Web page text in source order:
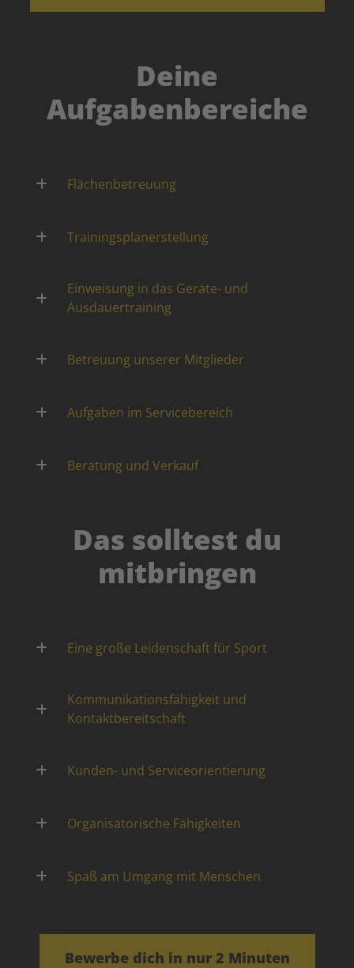
Deine
Aufgabenbereiche
Flächenbetreuung
Trainingsplanerstellung
Einweisung in das Geräte- und
Ausdauertraining
Betreuung unserer Mitglieder
Aufgaben im Servicebereich
Beratung und Verkauf
Das solltest du
mitbringen
Eine große Leidenschaft für Sport
Kommunikationsfähigkeit und
Kontaktbereitschaft
Kunden- und Serviceorientierung
Organisatorische Fähigkeiten
Spaß am Umgang mit Menschen
Bewerbe dich in nur 2 Minuten